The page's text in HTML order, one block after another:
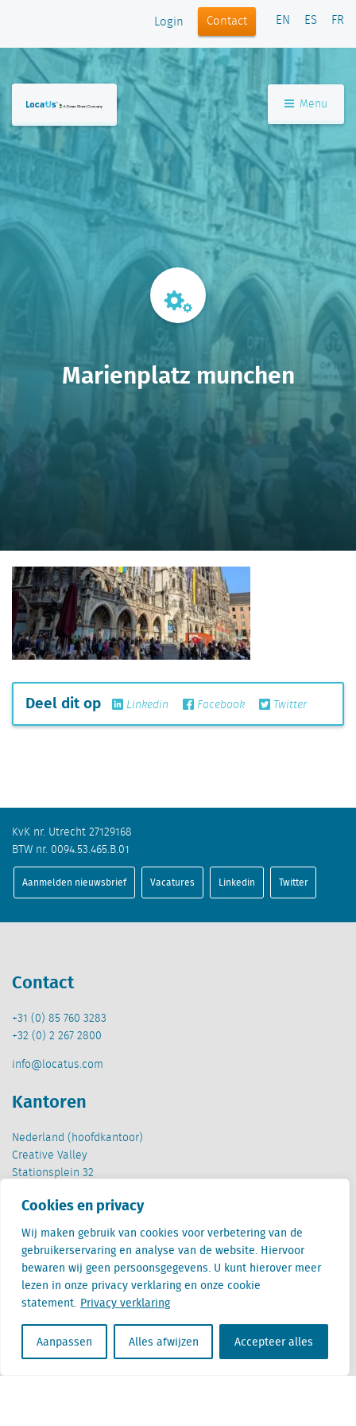
Cookies en privacy
Wij maken gebruik van cookies voor verbetering van de
gebruikerservaring en analyse van de website. Hiervoor
bewaren wij geen persoonsgegevens. U kunt hierover meer
lezen in onze privacy verklaring en onze cookie
statement. Privacy verklaring
Aanpassen Alles afwijzen Accepteer alles
Login Contact EN ES FR
Menu
Marienplatz munchen
Deel dit op Linkedin Facebook Twitter
KvK nr. Utrecht 27129168
BTW nr. 0094.53.465.B.01
Aanmelden nieuwsbrief Vacatures Linkedin Twitter
Contact
+31 (0) 85 760 3283
+32 (0) 2 267 2800
info@locatus.com
Kantoren
Nederland (hoofdkantoor)
Creative Valley
Stationsplein 32
Cantersteen 47
1000 Brussel